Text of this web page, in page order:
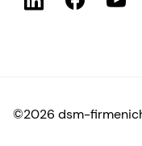
©2026 dsm-